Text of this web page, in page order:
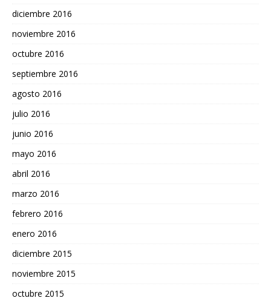
diciembre 2016
noviembre 2016
octubre 2016
septiembre 2016
agosto 2016
julio 2016
junio 2016
mayo 2016
abril 2016
marzo 2016
febrero 2016
enero 2016
diciembre 2015
noviembre 2015
octubre 2015